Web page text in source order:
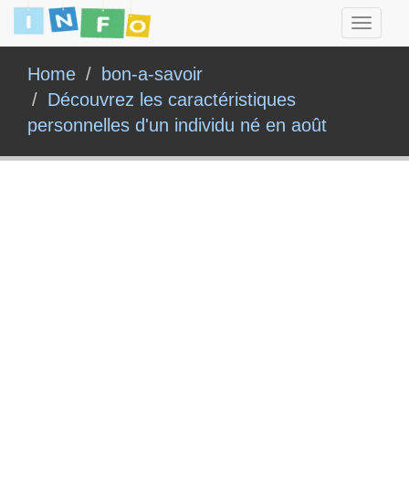
Toggle
Home
bon-a-savoir
Découvrez les caractéristiques
personnelles d'un individu né en août